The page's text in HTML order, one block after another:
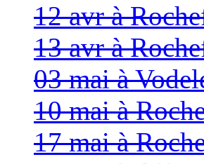
12 avr à
13 avr à
03 mai à
10 mai à
17 mai à